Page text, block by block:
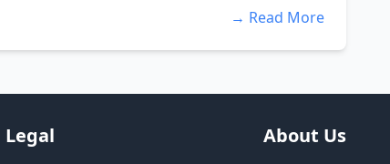
Read More →
About Us
Legal